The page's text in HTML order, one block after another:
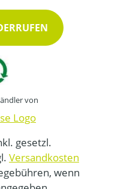
von
gesetzl.
Versandkosten
wenn